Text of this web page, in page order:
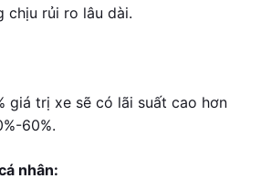
chịu rủi ro lâu dài.
giá trị xe sẽ có lãi suất cao hơn
60%.
nhân: